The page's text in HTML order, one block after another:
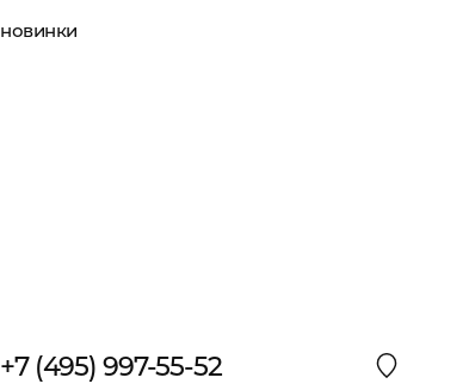
новинки
+7 (495) 997-55-52